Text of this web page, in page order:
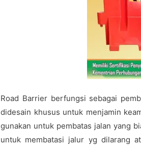
Road Barrier berfungsi sebagai
didesain khusus untuk menjamin
gunakan untuk pembatas jalan yang
untuk membatasi jalur yg dilarang